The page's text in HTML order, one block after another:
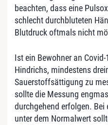
beachten, dass eine
schlecht durchbluteten
Blutdruck oftmals nicht
Ist ein Bewohner an
Hindrichs, mindestens
Sauerstoffsättigung zu
sollte die Messung
durchgehend erfolgen.
unter dem Normalwert